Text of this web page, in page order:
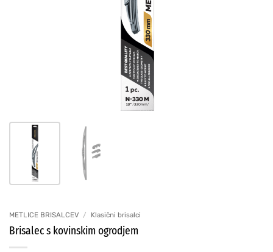
METLICE BRISALCEV / Klasični brisalci
Brisalec s kovinskim ogrodjem